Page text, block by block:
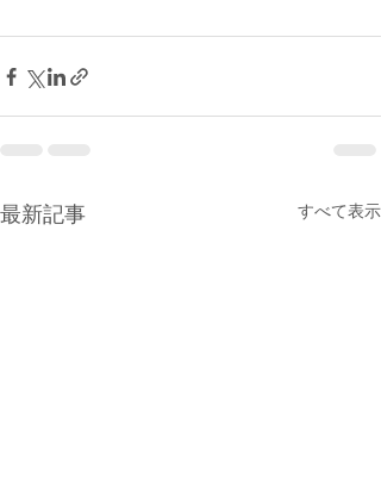
最新記事 すべて表示